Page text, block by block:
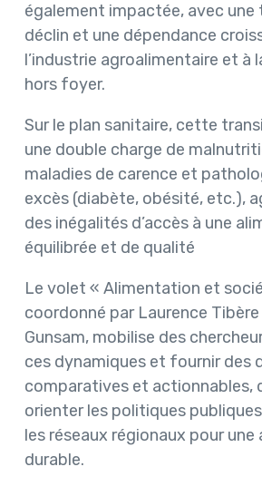
également impactée, avec une
déclin et une dépendance
l’industrie agroalimentaire et à
hors foyer.
Sur le plan sanitaire, cette
une double charge de
maladies de carence et
excès (diabète, obésité, etc.),
des inégalités d’accès à une
équilibrée et de qualité
Le volet « Alimentation et
coordonné par Laurence
Gunsam, mobilise des
ces dynamiques et fournir des
comparatives et actionnables,
orienter les politiques
les réseaux régionaux pour
durable.